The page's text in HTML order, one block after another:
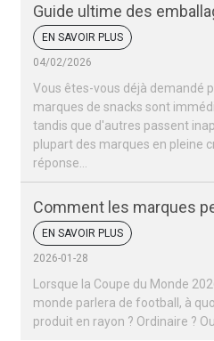
Guide ultime des
pour snacks
EN SAVOIR PLUS
04/02/2026
Vous êtes-vous déjà demandé
marques de snacks sont
tandis que d'autres passent
plupart des marques en pleine
réponse…
Comment les marques
remporter un succès
Coupe du monde 2026 ?
EN SAVOIR PLUS
2026-01-28
Lorsque la Coupe du Monde
monde parlera de football, à
produit en rayon ? Ordinaire ?